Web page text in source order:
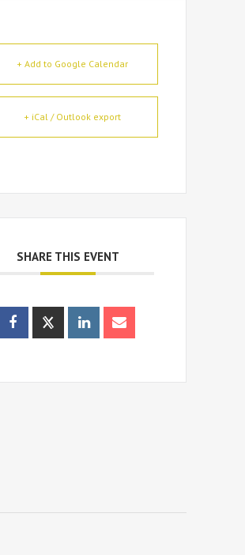
+ Add to Google Calendar
+ iCal / Outlook export
SHARE THIS EVENT